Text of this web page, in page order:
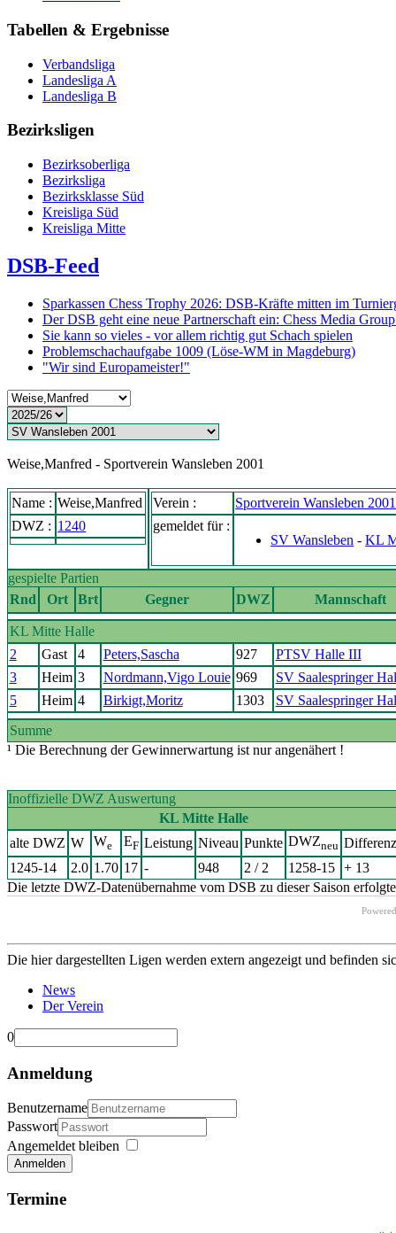
Tabellen & Ergebnisse
Verbandsliga
Landesliga A
Landesliga B
Bezirksligen
Bezirksoberliga
Bezirksliga
Bezirksklasse Süd
Kreisliga Süd
Kreisliga Mitte
DSB-Feed
Sparkassen Chess Trophy 2026: DSB-Kräfte mitten im
Der DSB geht eine neue Partnerschaft ein: Chess Media
Sie kann so vieles - vor allem richtig gut Schach spielen
Problemschachaufgabe 1009 (Löse-WM in Magdeburg)
"Wir sind Europameister!"
Weise,Manfred - Sportverein Wansleben 2001
Name : Weise,Manfred
DWZ : 1240
Verein :
Sportverein Wansleben 2001
gemeldet für :
SV Wansleben -KL
gespielte Partien
Rnd
Ort Brt Gegner DWZ Mannschaft
KL Mitte Halle
2
Gast 4 Peters,Sascha 927
PTSV Halle III
3
Heim 3 Nordmann,Vigo Louie 969
SV Saalespringer
5
Heim 4 Birkigt,Moritz 1303
SV Saalespringer
Summe
¹ Die Berechnung der Gewinnerwartung ist nur angenähert !
Inoffizielle DWZ Auswertung
KL Mitte Halle
alte DWZ W We EF Leistung Niveau Punkte DWZneu Differenz
1245-14
2.0 1.70 17 - 948 2 / 2 1258-15
+ 13
Die letzte DWZ-Datenübernahme vom DSB zu dieser Saison
Die hier dargestellten Ligen werden extern angezeigt und befinden
News
Der Verein
0
Anmeldung
Benutzername
Passwort
Angemeldet bleiben
Anmelden
Termine